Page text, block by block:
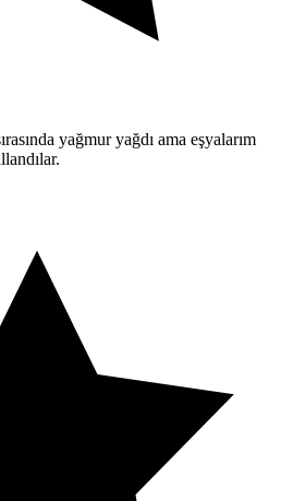
yağmur yağdı ama eşyalarım